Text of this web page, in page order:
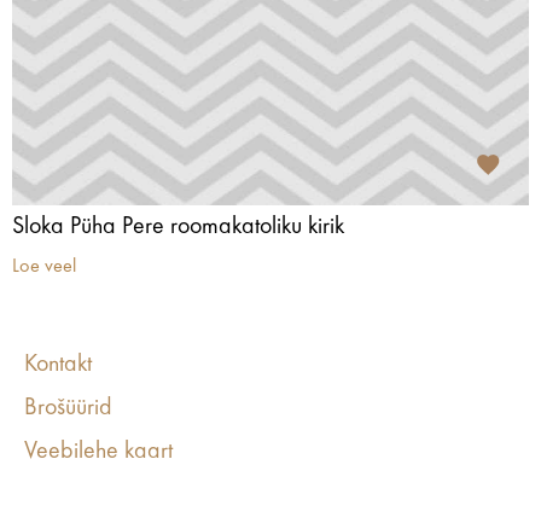
Sloka Püha Pere roomakatoliku kirik
Loe veel
Kontakt
Brošüürid
Veebilehe kaart